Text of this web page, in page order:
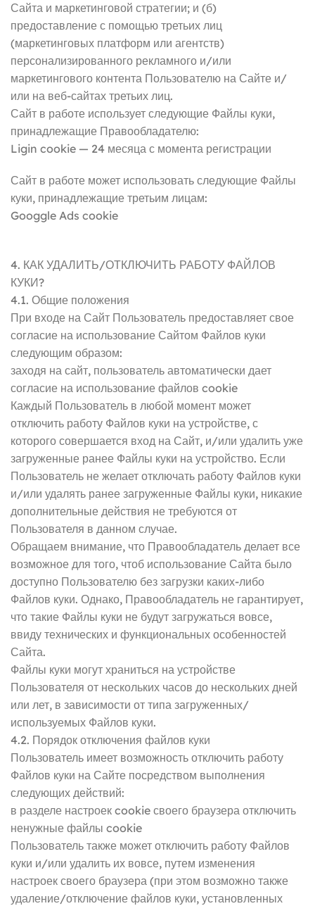
Сайта и маркетинговой стратегии; и (б)
предоставление с помощью третьих лиц
(маркетинговых платформ или агентств)
персонализированного рекламного и/или
маркетингового контента Пользователю на Сайте и/
или на веб-сайтах третьих лиц.
Сайт в работе использует следующие Файлы куки,
принадлежащие Правообладателю:
Ligin cookie — 24 месяца с момента регистрации
Сайт в работе может использовать следующие Файлы
куки, принадлежащие третьим лицам:
Googgle Ads cookie
4. КАК УДАЛИТЬ/ОТКЛЮЧИТЬ РАБОТУ ФАЙЛОВ
КУКИ?
4.1. Общие положения
При входе на Сайт Пользователь предоставляет свое
согласие на использование Сайтом Файлов куки
следующим образом:
заходя на сайт, пользователь автоматически дает
согласие на использование файлов cookie
Каждый Пользователь в любой момент может
отключить работу Файлов куки на устройстве, с
которого совершается вход на Сайт, и/или удалить уже
загруженные ранее Файлы куки на устройство. Если
Пользователь не желает отключать работу Файлов куки
и/или удалять ранее загруженные Файлы куки, никакие
дополнительные действия не требуются от
Пользователя в данном случае.
Обращаем внимание, что Правообладатель делает все
возможное для того, чтоб использование Сайта было
доступно Пользователю без загрузки каких-либо
Файлов куки. Однако, Правообладатель не гарантирует,
что такие Файлы куки не будут загружаться вовсе,
ввиду технических и функциональных особенностей
Сайта.
Файлы куки могут храниться на устройстве
Пользователя от нескольких часов до нескольких дней
или лет, в зависимости от типа загруженных/
используемых Файлов куки.
4.2. Порядок отключения файлов куки
Пользователь имеет возможность отключить работу
Файлов куки на Сайте посредством выполнения
следующих действий:
в разделе настроек cookie своего браузера отключить
ненужные файлы cookie
Пользователь также может отключить работу Файлов
куки и/или удалить их вовсе, путем изменения
настроек своего браузера (при этом возможно также
удаление/отключение файлов куки, установленных